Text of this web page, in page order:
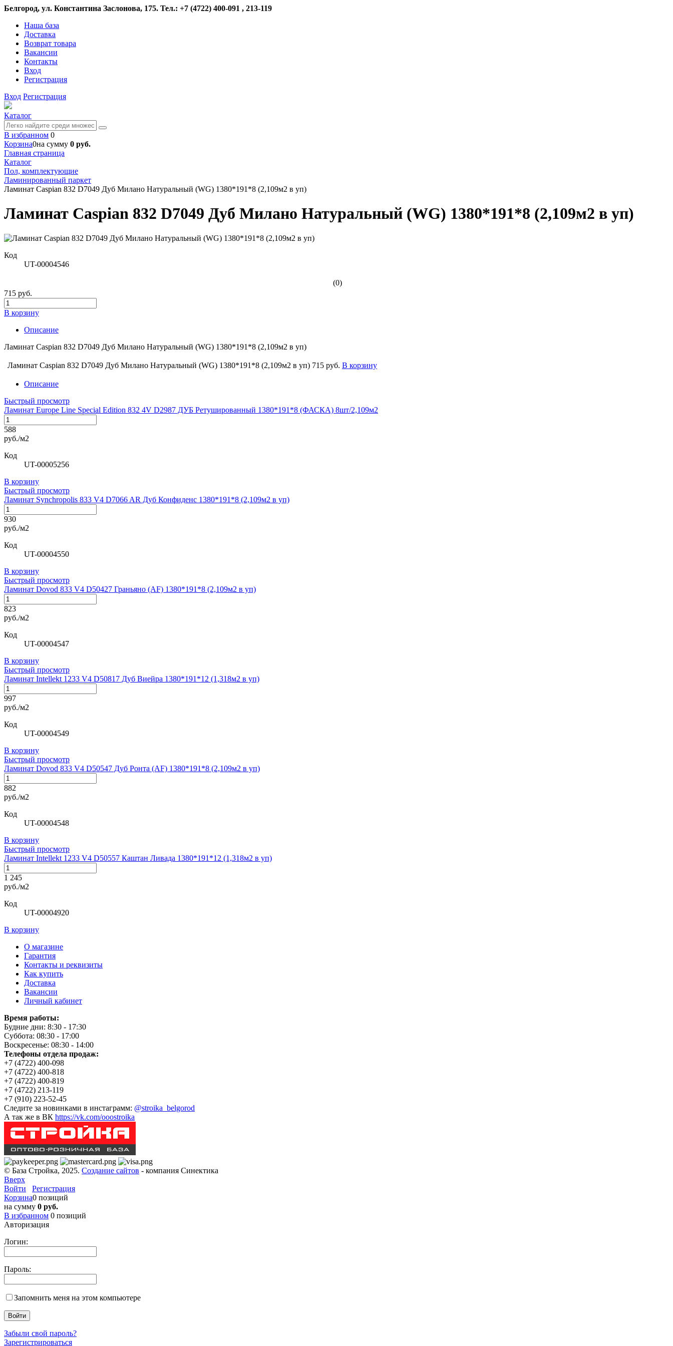
Белгород, ул. Константина Заслонова, 175. Тел.: +7 (4722) 400-091 , 213-119
Наша база
Доставка
Возврат товара
Вакансии
Контакты
Вход
Регистрация
Вход Регистрация
Каталог
В избранном 0
Корзина0на сумму 0 руб.
Главная страница
Каталог
Пол, комплектующие
Ламинированный паркет
Ламинат Caspian 832 D7049 Дуб Милано Натуральный (WG) 1380*191*8 (2,109м2 в уп)
Ламинат Caspian 832 D7049 Дуб Милано Натуральный (WG) 1380*191*8 (2,109м2 в уп)
Код
UT-00004546
(0)
715 руб.
В корзину
Описание
Ламинат Caspian 832 D7049 Дуб Милано Натуральный (WG) 1380*191*8 (2,109м2 в уп)
Ламинат Caspian 832 D7049 Дуб Милано Натуральный (WG) 1380*191*8 (2,109м2 в уп) 715 руб. В корзину
Описание
Быстрый просмотр
Ламинат Europe Line Special Edition 832 4V D2987 ДУБ Ретушированный 1380*191*8 (ФАСКА) 8шт/2,109м2
588
руб./м2
Код
UT-00005256
В корзину
Быстрый просмотр
Ламинат Synchropolis 833 V4 D7066 AR Дуб Конфиденс 1380*191*8 (2,109м2 в уп)
930
руб./м2
Код
UT-00004550
В корзину
Быстрый просмотр
Ламинат Dovod 833 V4 D50427 Граньяно (AF) 1380*191*8 (2,109м2 в уп)
823
руб./м2
Код
UT-00004547
В корзину
Быстрый просмотр
Ламинат Intellekt 1233 V4 D50817 Дуб Виейра 1380*191*12 (1,318м2 в уп)
997
руб./м2
Код
UT-00004549
В корзину
Быстрый просмотр
Ламинат Dovod 833 V4 D50547 Дуб Ронта (AF) 1380*191*8 (2,109м2 в уп)
882
руб./м2
Код
UT-00004548
В корзину
Быстрый просмотр
Ламинат Intellekt 1233 V4 D50557 Каштан Ливада 1380*191*12 (1,318м2 в уп)
1 245
руб./м2
Код
UT-00004920
В корзину
О магазине
Гарантия
Контакты и реквизиты
Как купить
Доставка
Вакансии
Личный кабинет
Время работы:
Будние дни: 8:30 - 17:30
Суббота: 08:30 - 17:00
Воскресенье: 08:30 - 14:00
Телефоны отдела продаж:
+7 (4722) 400-098
+7 (4722) 400-818
+7 (4722) 400-819
+7 (4722) 213-119
+7 (910) 223-52-45
Следите за новинками в инстаграмм: @stroika_belgorod
А так же в ВК https://vk.com/ooostroika
© База Стройка, 2025. Создание сайтов - компания Синектика
Вверх
Войти
Регистрация
Корзина0 позиций
на сумму 0 руб.
В избранном 0 позиций
Авторизация
Логин:
Пароль:
Запомнить меня на этом компьютере
Забыли свой пароль?
Зарегистрироваться